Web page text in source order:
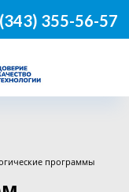
355-56-57
программы